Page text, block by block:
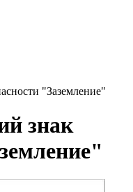
"Заземление"
знак